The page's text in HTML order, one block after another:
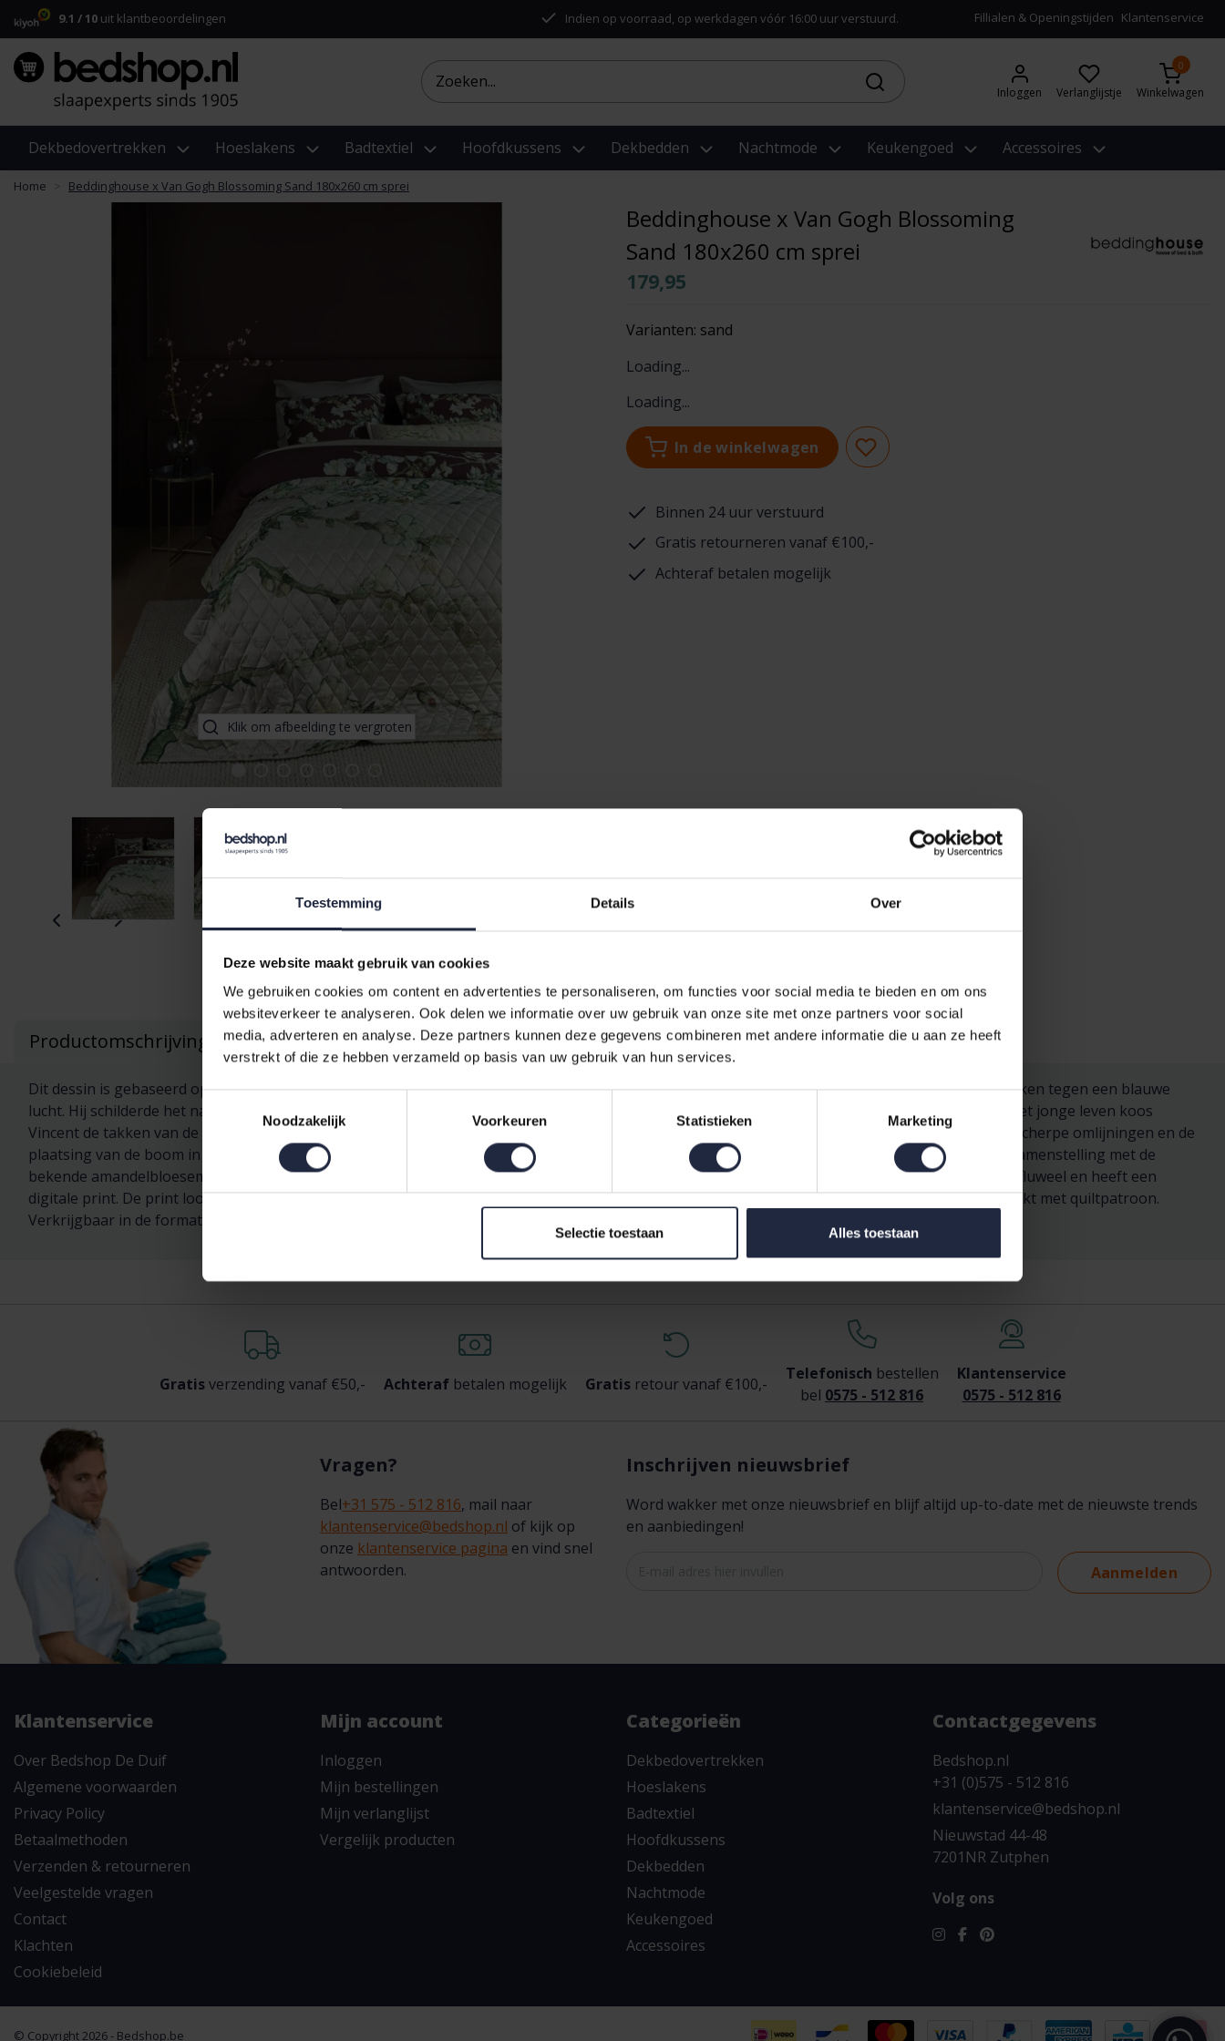
Toestemming Details Over
Deze website maakt gebruik van cookies
We gebruiken cookies om content en advertenties te personaliseren, om functies voor social media te bieden en om ons
websiteverkeer te analyseren. Ook delen we informatie over uw gebruik van onze site met onze partners voor social
media, adverteren en analyse. Deze partners kunnen deze gegevens combineren met andere informatie die u aan ze heeft
verstrekt of die ze hebben verzameld op basis van uw gebruik van hun services.
Toestemmingsselectie
Noodzakelijk
Voorkeuren Statistieken Marketing
Selectie toestaan Alles toestaan
9.1 / 10 uit klantbeoordelingen Indien op voorraad, op werkdagen vóór 16:00 uur verstuurd. Fillialen & Openingstijden Klantenservice
Inloggen Verlanglijstje
0
Winkelwagen
Dekbedovertrekken Hoeslakens Badtextiel Hoofdkussens Dekbedden Nachtmode Keukengoed Accessoires
Home Beddinghouse x Van Gogh Blossoming Sand 180x260 cm sprei
Klik om afbeelding te vergroten
Beddinghouse x Van Gogh Blossoming
Sand 180x260 cm sprei
179,95
Varianten: sand
Loading...
Loading...
In de winkelwagen
Binnen 24 uur verstuurd
Gratis retourneren vanaf €100,-
Achteraf betalen mogelijk
Productomschrijving
Dit dessin is gebaseerd op het schilderij, Amandelbloesem. Vincent schilderde als cadeau een van zijn lievelingsonderwerpen: grote, bloeiende takken tegen een blauwe
lucht. Hij schilderde het naar aanleiding van de geboorte van zijn peetzoon, die ook naar hem vernoemd werd, Vincent Willem. Als symbool voor het jonge leven koos
Vincent de takken van de amandelboom, een van de vroegst bloeiende bomen, die reeds in februari de lente aankondigt. Met het onderwerp, de scherpe omlijningen en de
plaatsing van de boom in het beeldvlak liet Van Gogh zich inspireren door de Japanse prentkunst. Dit sierkussen bestaat uit een rustigere kleursamenstelling met de
bekende amandelbloesem takken als eye-catcher op een zandkleurige achtergrond.De bedsprei is aan de voorkant gemaakt van 100% polyester fluweel en heeft een
digitale print. De print loopt aan de achterzijde langs de randen door. De achterzijde is een uni zandkleur. Zowel de voor-als achterzijde is afgewerkt met quiltpatroon.
Verkrijgbaar in de formaten 180x260 en 260x260 cm. De bedsprei is niet geschikt voor de wasmachine en wasddroger.
Gratisverzending vanaf €50,- Achterafbetalen mogelijk Gratisretour vanaf €100,-
Telefonisch bestellen
bel 0575 - 512 816
Klantenservice
0575 - 512 816
Vragen?
Bel+31 575 - 512 816, mail naar
klantenservice@bedshop.nl of kijk op
onze klantenservice pagina en vind snel
antwoorden.
Inschrijven nieuwsbrief
Word wakker met onze nieuwsbrief en blijf altijd up-to-date met de nieuwste trends
en aanbiedingen!
Aanmelden
Klantenservice
Over Bedshop De Duif
Algemene voorwaarden
Privacy Policy
Betaalmethoden
Verzenden & retourneren
Veelgestelde vragen
Contact
Klachten
Cookiebeleid
Mijn account
Inloggen
Mijn bestellingen
Mijn verlanglijst
Vergelijk producten
Categorieën
Dekbedovertrekken
Hoeslakens
Badtextiel
Hoofdkussens
Dekbedden
Nachtmode
Keukengoed
Accessoires
Contactgegevens
Bedshop.nl
+31 (0)575 - 512 816
klantenservice@bedshop.nl
Nieuwstad 44-48
7201NR Zutphen
Volg ons
© Copyright 2026 - Bedshop.be